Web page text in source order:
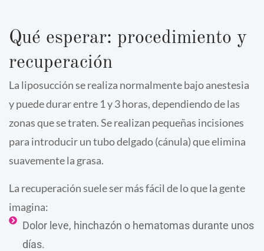
Qué esperar: procedimiento y
recuperación
La liposucción se realiza normalmente bajo anestesia
y puede durar entre 1 y 3 horas, dependiendo de las
zonas que se traten. Se realizan pequeñas incisiones
para introducir un tubo delgado (cánula) que elimina
suavemente la grasa.
La recuperación suele ser más fácil de lo que la gente
imagina:
Dolor leve, hinchazón o hematomas durante unos
días.